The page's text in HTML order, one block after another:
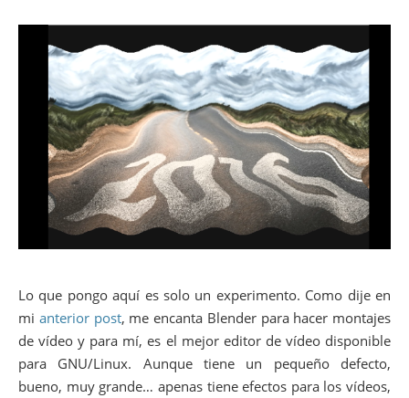
Lo que pongo aquí es solo un experimento. Como dije en
mi anterior post, me encanta Blender para hacer montajes
de vídeo y para mí, es el mejor editor de vídeo disponible
para GNU/Linux. Aunque tiene un pequeño defecto,
bueno, muy grande… apenas tiene efectos para los vídeos,